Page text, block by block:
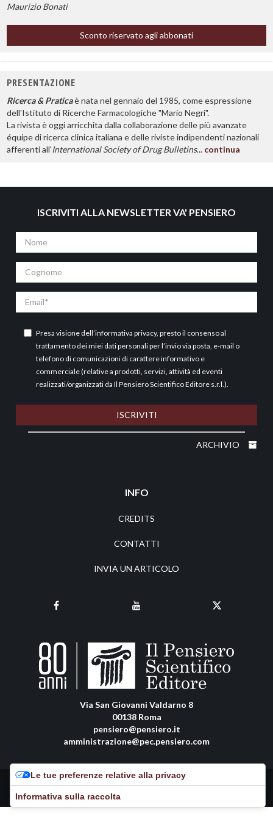
Maurizio Bonati
Sconto riservato agli abbonati
PRESENTAZIONE
Ricerca & Praticaè nata nel gennaio del 1985, come espressione
dell'Istituto di Ricerche Farmacologiche "Mario Negri".
La rivista è oggi arricchita dalla collaborazione delle più avanzate
équipe di ricerca clinica italiana e delle riviste indipendenti nazionali
afferenti all'International Society of Drug Bulletins... continua
ISCRIVITI ALLA NEWSLETTER VA' PENSIERO
Nome
Cognome
Email
Presa visione dell’informativa privacy, presto il consenso al
trattamento dei miei dati personali per l’invio via posta, e-mail o
telefono di comunicazioni di carattere informativo e
commerciale (relative a prodotti, servizi, attività ed eventi
realizzati/organizzati da Il Pensiero Scientifico Editore s.r.l.).
ISCRIVITI
ARCHIVIO
INFO
CREDITS
CONTATTI
INVIA UN ARTICOLO
Via San Giovanni Valdarno 8
00138 Roma
pensiero@pensiero.it
amministrazione@pec.pensiero.com
Riproduzione e diritti riservati - ISSN online: 2038-2480 |
Cookie Policy
Le tue preferenze relative alla privacy
Informativa sulla raccolta